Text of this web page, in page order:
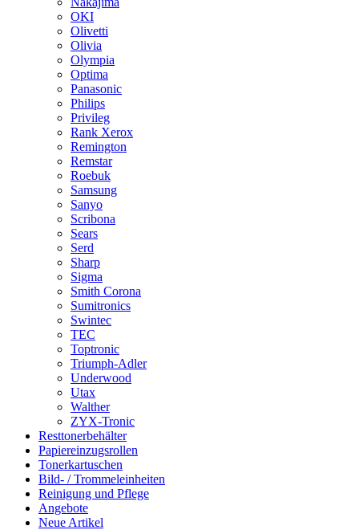
OKI
Olivetti
Olivia
Olympia
Optima
Panasonic
Philips
Privileg
Rank Xerox
Remington
Remstar
Roebuk
Samsung
Sanyo
Scribona
Sears
Serd
Sharp
Sigma
Smith Corona
Sumitronics
Swintec
TEC
Toptronic
Triumph-Adler
Underwood
Utax
Walther
ZYX-Tronic
Resttonerbehälter
Papiereinzugsrollen
Tonerkartuschen
Bild- / Trommeleinheiten
Reinigung und Pflege
Angebote
Neue Artikel